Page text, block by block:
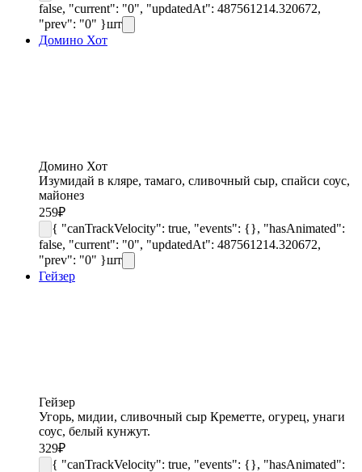
false, "current": "0", "updatedAt": 487561214.320672,
"prev": "0" }шт
Домино Хот
Домино Хот
Изумидай в кляре, тамаго, сливочный сыр, спайси соус,
майонез
259₽
{ "canTrackVelocity": true, "events": {}, "hasAnimated":
false, "current": "0", "updatedAt": 487561214.320672,
"prev": "0" }шт
Гейзер
Гейзер
Угорь, мидии, сливочный сыр Креметте, огурец, унаги
соус, белый кунжут.
329₽
{ "canTrackVelocity": true, "events": {}, "hasAnimated":